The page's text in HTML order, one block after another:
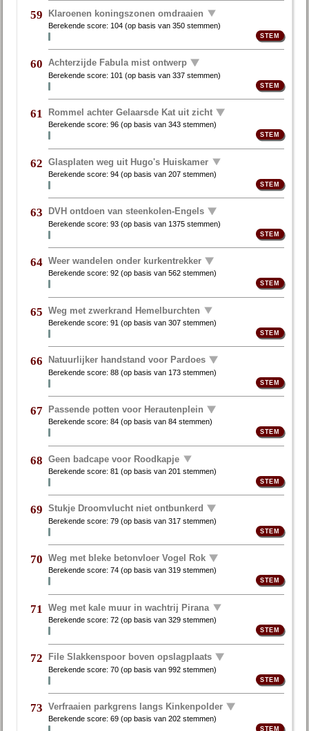
59 Klaroenen koningszonen omdraaien
Berekende score: 104 (op basis van350 stemmen)
60 Achterzijde Fabula mist ontwerp
Berekende score: 101 (op basis van337 stemmen)
61 Rommel achter Gelaarsde Kat uit zicht
Berekende score:96 (op basis van343 stemmen)
62 Glasplaten weg uit Hugo's Huiskamer
Berekende score:94 (op basis van207 stemmen)
63 DVH ontdoen van steenkolen-Engels
Berekende score:93 (op basis van 1375 stemmen)
64 Weer wandelen onder kurkentrekker
Berekende score:92 (op basis van562 stemmen)
65 Weg met zwerkrand Hemelburchten
Berekende score:91 (op basis van307 stemmen)
66 Natuurlijker handstand voor Pardoes
Berekende score:88 (op basis van 173 stemmen)
67 Passende potten voor Herautenplein
Berekende score:84 (op basis van84 stemmen)
68 Geen badcape voor Roodkapje
Berekende score:81 (op basis van201 stemmen)
69 Stukje Droomvlucht niet ontbunkerd
Berekende score:79 (op basis van317 stemmen)
70 Weg met bleke betonvloer Vogel Rok
Berekende score:74 (op basis van319 stemmen)
71 Weg met kale muur in wachtrij Pirana
Berekende score:72 (op basis van329 stemmen)
72 File Slakkenspoor boven opslagplaats
Berekende score:70 (op basis van992 stemmen)
73 Verfraaien parkgrens langs Kinkenpolder
Berekende score:69 (op basis van202 stemmen)